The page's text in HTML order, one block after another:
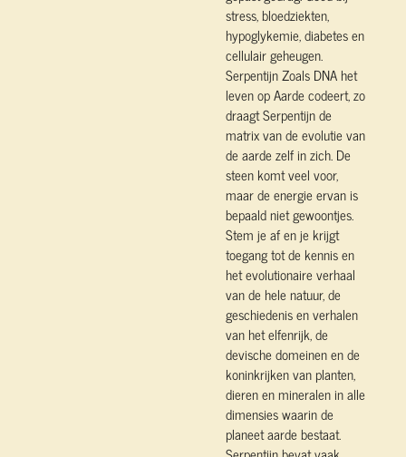
stress, bloedziekten,
hypoglykemie, diabetes en
cellulair geheugen.
Serpentijn Zoals DNA het
leven op Aarde codeert, zo
draagt Serpentijn de
matrix van de evolutie van
de aarde zelf in zich. De
steen komt veel voor,
maar de energie ervan is
bepaald niet gewoontjes.
Stem je af en je krijgt
toegang tot de kennis en
het evolutionaire verhaal
van de hele natuur, de
geschiedenis en verhalen
van het elfenrijk, de
devische domeinen en de
koninkrijken van planten,
dieren en mineralen in alle
dimensies waarin de
planeet aarde bestaat.